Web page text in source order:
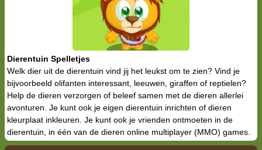
Dierentuin Spelletjes
Welk dier uit de dierentuin vind jij het leukst om te zien? Vind je
bijvoorbeeld olifanten interessant, leeuwen, giraffen of reptielen?
Help de dieren verzorgen of beleef samen met de dieren allerlei
avonturen. Je kunt ook je eigen dierentuin inrichten of dieren
kleurplaat inkleuren. Je kunt ook je vrienden ontmoeten in de
dierentuin, in één van de dieren online multiplayer (MMO) games.